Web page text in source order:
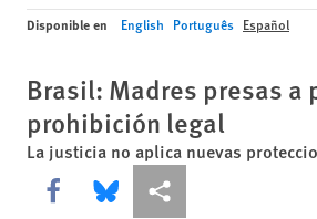
Disponible en English Português Español
Brasil: Madres presas a
prohibición legal
La justicia no aplica nuevas
Share this via Facebook
Share this via Bluesky
Share this via